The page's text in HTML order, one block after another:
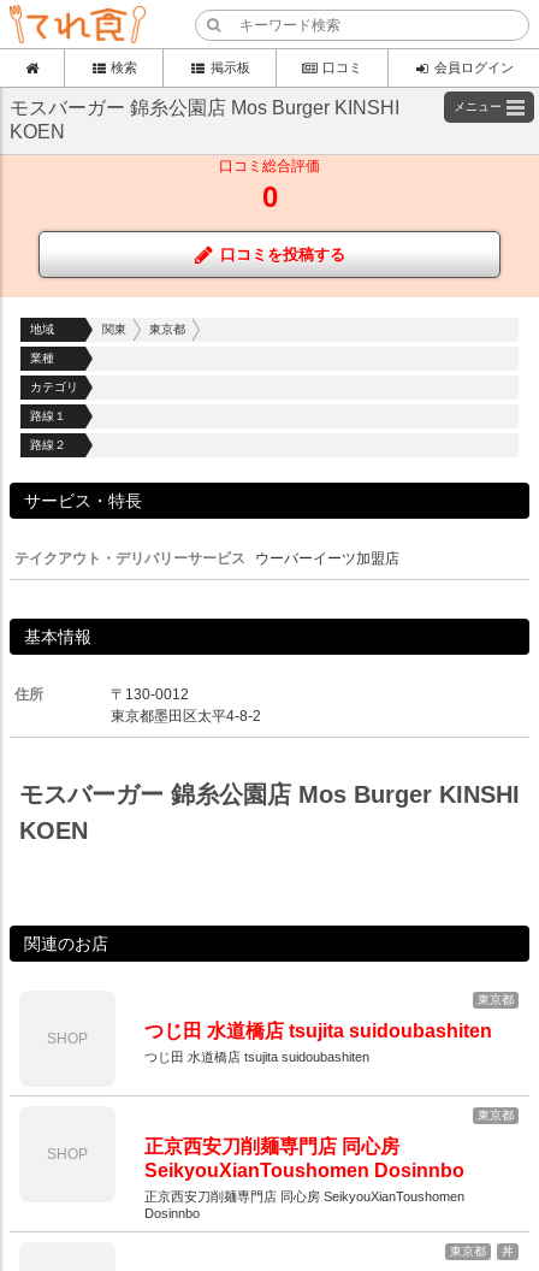
検索 掲示板 口コミ 会員ログイン
モスバーガー 錦糸公園店 Mos Burger KINSHI
KOEN
メニュー
口コミ総合評価
0
口コミを投稿する
地域 関東 東京都
業種
カテゴリ
路線１
路線２
サービス・特長
テイクアウト・デリバリーサービス ウーバーイーツ加盟店
基本情報
住所
〒130-0012
東京都墨田区太平4-8-2
モスバーガー 錦糸公園店 Mos Burger KINSHI
KOEN
関連のお店
SHOP
東京都
つじ田 水道橋店 tsujita suidoubashiten
つじ田 水道橋店 tsujita suidoubashiten
SHOP
東京都
正京西安刀削麺専門店 同心房
SeikyouXianToushomen Dosinnbo
正京西安刀削麺専門店 同心房 SeikyouXianToushomen
Dosinnbo
東京都 丼